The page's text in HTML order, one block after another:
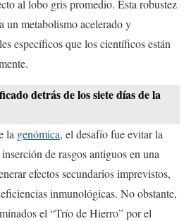
al lobo gris promedio. Esta robustez
un metabolismo acelerado y
específicos que los científicos están
detrás de los siete días de la
la genómica, el desafío fue evitar la
de rasgos antiguos en una
efectos secundarios imprevistos,
inmunológicas. No obstante,
el “Trío de Hierro” por el